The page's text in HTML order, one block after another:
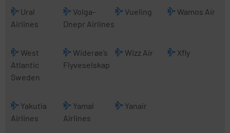
Ural
Airlines
Volga-
Dnepr Airlines
Vueling Wamos Air
West
Atlantic
Sweden
Widerøe’s
Flyveselskap
Wizz Air Xfly
Yakutia
Airlines
Yamal
Airlines
Yanair